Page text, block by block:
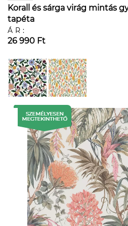
Korall és sárga virág mintás
tapéta
ÁR:
26 990 Ft